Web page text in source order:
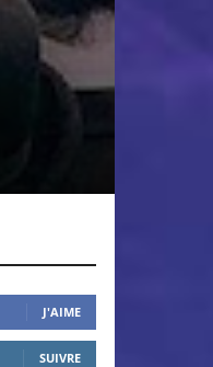
J'AIME
SUIVRE